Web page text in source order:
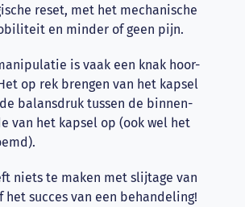
reset, met het mechanische
en minder of geen pijn.
is vaak een knak hoor-
op rek brengen van het kapsel
balansdruk tussen de binnen-
van het kapsel op (ook wel het
niets te maken met slijtage van
het succes van een behandeling!